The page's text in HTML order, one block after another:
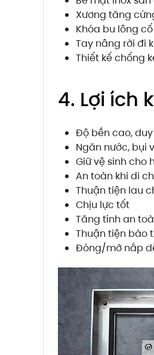
Xương tăng
Khóa bu lông
Tay nâng rời đi
Thiết kế chống
4. Lợi ích
Độ bền cao,
Ngăn nước, bụi
Giữ vệ sinh cho
An toàn khi di
Thuận tiện lau
Chịu lực tốt
Tăng tính an
Thuận tiện bảo
Đóng/mở nắp